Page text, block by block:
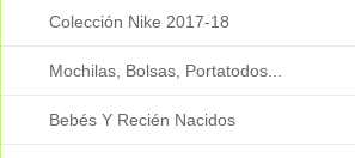
Colección Nike 2017-18
Mochilas, Bolsas, Portatodos...
Bebés Y Recién Nacidos